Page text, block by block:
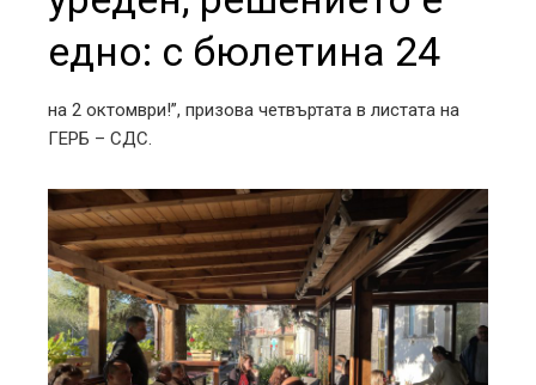
едно: с бюлетина 24
на 2 октомври!”, призова четвъртата в листата на
ГЕРБ – СДС.